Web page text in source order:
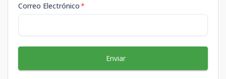
Correo Electrónico*
Enviar